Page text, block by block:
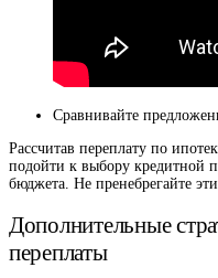
Сравнивайте
Рассчитав переплату по
подойти к выбору кредитной
бюджета. Не пренебрегайте
Дополнительные
переплаты